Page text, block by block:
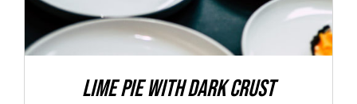
Lime Pie With Dark Crust